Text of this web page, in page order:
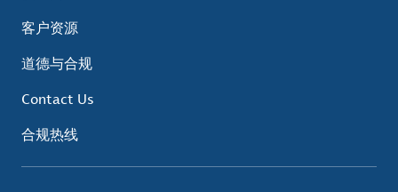
客户资源
道德与合规
Contact Us
合规热线